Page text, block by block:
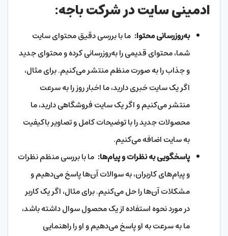
ادمینی سایت در شرکت باجه:
به‌روزرسانی محتوا: ما با بررسی دقیق محتوای سایت
شما، محتوای قدیمی را به‌روزرسانی کرده و محتوای جدید
و جذاب را به صورت منظم منتشر می‌کنیم. برای مثال،
اگر یک سایت خبری دارید، ما اخبار روز را به سرعت
منتشر می‌کنیم و اگر یک سایت فروشگاهی دارید، ما
محصولات جدید را با توضیحات کامل و تصاویر باکیفیت
به سایت اضافه می‌کنیم.
پاسخگویی به نظرات و پیام‌ها: ما با بررسی منظم نظرات
و پیام‌های کاربران، به سوالات آن‌ها پاسخ می‌دهیم و
مشکلات آن‌ها را حل می‌کنیم. برای مثال، اگر یک کاربر
در مورد نحوه استفاده از یک محصول سوال داشته باشد،
ما به سرعت به او پاسخ می‌دهیم و او را راهنمایی